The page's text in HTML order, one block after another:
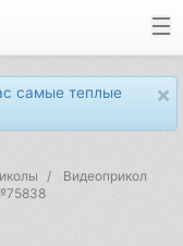
×
самые теплые
Видеоприкол